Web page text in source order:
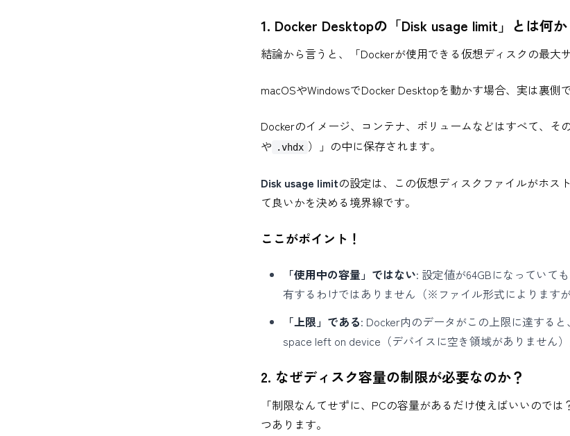
1. Docker Desktopの「Disk usage limit」とは何か
結論から言うと、「Dockerが使用できる仮想ディスクの最大
macOSやWindowsでDocker Desktopを動かす場合、実は裏側
Dockerのイメージ、コンテナ、ボリュームなどはすべて、
や .vhdx ）」の中に保存されます。
Disk usage limitの設定は、この仮想ディスクファイルがホス
て良いかを決める境界線です。
ここがポイント！
「使用中の容量」ではない: 設定値が64GBになっていて
有するわけではありません（※ファイル形式によります
「上限」である: Docker内のデータがこの上限に達する
space left on device（デバイスに空き領域がありません
2. なぜディスク容量の制限が必要なのか？
「制限なんてせずに、PCの容量があるだけ使えばいいので
つあります。